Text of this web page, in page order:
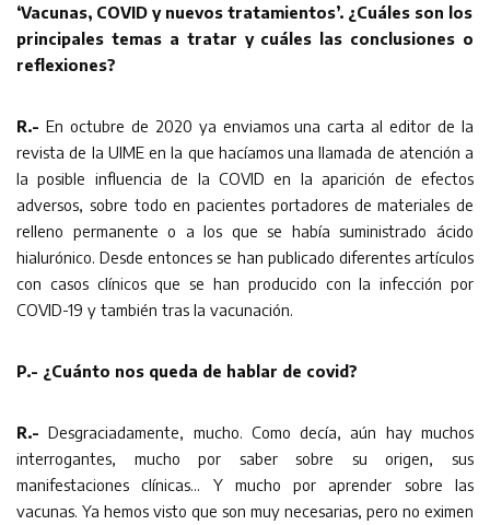
‘Vacunas, COVID y nuevos tratamientos’. ¿Cuáles son los
principales temas a tratar y cuáles las conclusiones o
reflexiones?
R.- En octubre de 2020 ya enviamos una carta al editor de la
revista de la UIME en la que hacíamos una llamada de atención a
la posible influencia de la COVID en la aparición de efectos
adversos, sobre todo en pacientes portadores de materiales de
relleno permanente o a los que se había suministrado ácido
hialurónico. Desde entonces se han publicado diferentes artículos
con casos clínicos que se han producido con la infección por
COVID-19 y también tras la vacunación.
P.- ¿Cuánto nos queda de hablar de covid?
R.- Desgraciadamente, mucho. Como decía, aún hay muchos
interrogantes, mucho por saber sobre su origen, sus
manifestaciones clínicas… Y mucho por aprender sobre las
vacunas. Ya hemos visto que son muy necesarias, pero no eximen